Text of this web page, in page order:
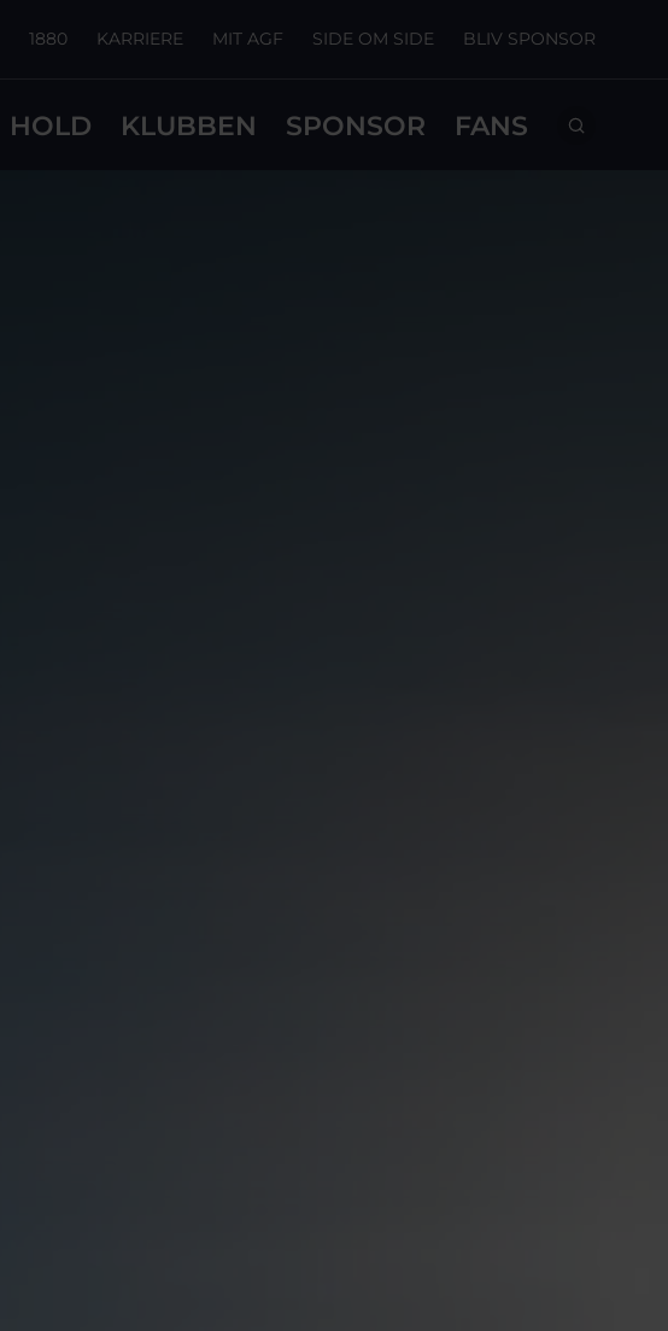
HOLD KLUBBEN SPONSOR FANS
1880 KARRIERE MIT AGF SIDE OM SIDE BLIV SPONSOR